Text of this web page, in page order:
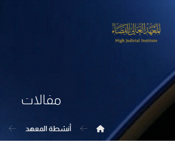
مقالات
أنشطة المعهد